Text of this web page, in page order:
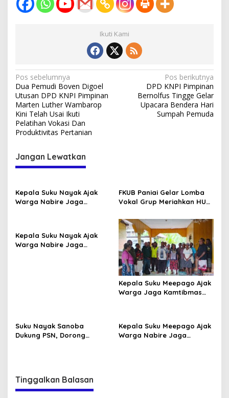
Ikuti Kami
Navigasi
pos
Pos sebelumnya
Dua Pemudi Boven Digoel
Utusan DPD KNPI Pimpinan
Marten Luther Wambarop
Kini Telah Usai Ikuti
Pelatihan Vokasi Dan
Produktivitas Pertanian
Pos berikutnya
DPD KNPI Pimpinan
Bernolfus Tingge Gelar
Upacara Bendera Hari
Sumpah Pemuda
Jangan Lewatkan
Kepala Suku Nayak Ajak
Warga Nabire Jaga
FKUB Paniai Gelar Lomba
Vokal Grup Meriahkan HUT
Kepala Suku Nayak Ajak
Warga Nabire Jaga
Kepala Suku Meepago Ajak
Warga Jaga Kamtibmas
Suku Nayak Sanoba
Dukung PSN, Dorong
Kepala Suku Meepago Ajak
Warga Nabire Jaga
Tinggalkan Balasan